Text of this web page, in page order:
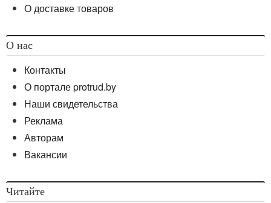
О доставке товаров
О нас
Контакты
О портале protrud.by
Наши свидетельства
Реклама
Авторам
Вакансии
Читайте